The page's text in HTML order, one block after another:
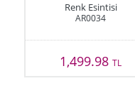
Renk Esintisi
AR0034
1,499.98TL